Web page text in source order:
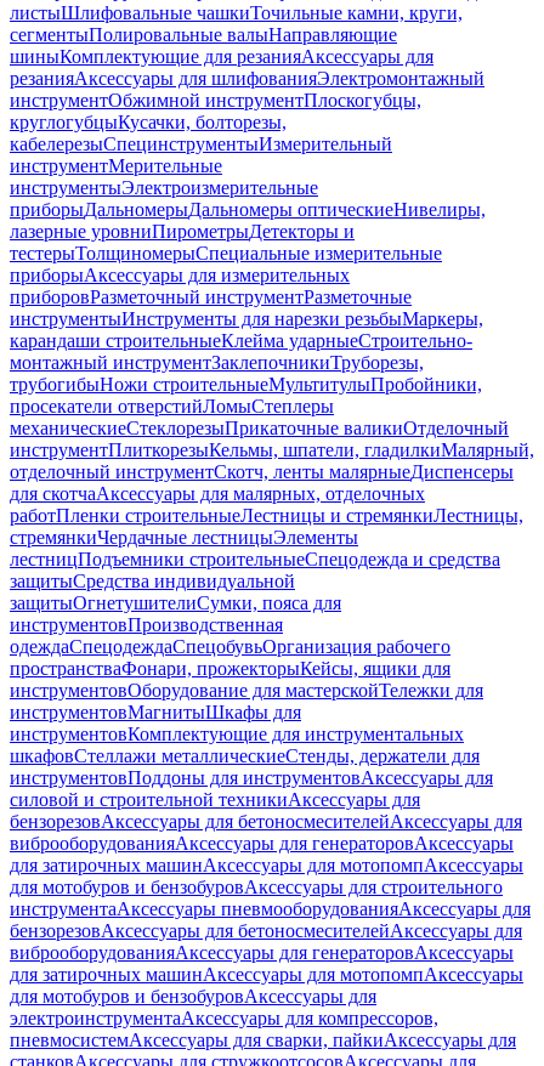
листыШлифовальные чашкиТочильные камни, круги,
сегментыПолировальные валыНаправляющие
шиныКомплектующие для резанияАксессуары для
резанияАксессуары для шлифованияЭлектромонтажный
инструментОбжимной инструментПлоскогубцы,
круглогубцыКусачки, болторезы,
кабелерезыСпецинструментыИзмерительный
инструментМерительные
инструментыЭлектроизмерительные
приборыДальномерыДальномеры оптическиеНивелиры,
лазерные уровниПирометрыДетекторы и
тестерыТолщиномерыСпециальные измерительные
приборыАксессуары для измерительных
приборовРазметочный инструментРазметочные
инструментыИнструменты для нарезки резьбыМаркеры,
карандаши строительныеКлейма ударныеСтроительно-
монтажный инструментЗаклепочникиТруборезы,
трубогибыНожи строительныеМультитулыПробойники,
просекатели отверстийЛомыСтеплеры
механическиеСтеклорезыПрикаточные валикиОтделочный
инструментПлиткорезыКельмы, шпатели, гладилкиМалярный,
отделочный инструментСкотч, ленты малярныеДиспенсеры
для скотчаАксессуары для малярных, отделочных
работПленки строительныеЛестницы и стремянкиЛестницы,
стремянкиЧердачные лестницыЭлементы
лестницПодъемники строительныеСпецодежда и средства
защитыСредства индивидуальной
защитыОгнетушителиСумки, пояса для
инструментовПроизводственная
одеждаСпецодеждаСпецобувьОрганизация рабочего
пространстваФонари, прожекторыКейсы, ящики для
инструментовОборудование для мастерскойТележки для
инструментовМагнитыШкафы для
инструментовКомплектующие для инструментальных
шкафовСтеллажи металлическиеСтенды, держатели для
инструментовПоддоны для инструментовАксессуары для
силовой и строительной техникиАксессуары для
бензорезовАксессуары для бетоносмесителейАксессуары для
виброоборудованияАксессуары для генераторовАксессуары
для затирочных машинАксессуары для мотопомпАксессуары
для мотобуров и бензобуровАксессуары для строительного
инструментаАксессуары пневмооборудованияАксессуары для
бензорезовАксессуары для бетоносмесителейАксессуары для
виброоборудованияАксессуары для генераторовАксессуары
для затирочных машинАксессуары для мотопомпАксессуары
для мотобуров и бензобуровАксессуары для
электроинструментаАксессуары для компрессоров,
пневмосистемАксессуары для сварки, пайкиАксессуары для
станковАксессуары для стружкоотсосовАксессуары для